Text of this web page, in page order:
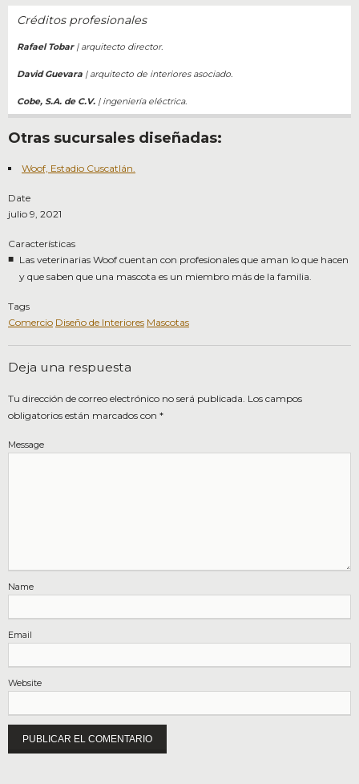
Créditos profesionales
Rafael Tobar| arquitecto director.
David Guevara| arquitecto de interiores asociado.
Cobe, S.A. de C.V.| ingeniería eléctrica.
Otras sucursales diseñadas:
Woof, Estadio Cuscatlán.
Date
julio 9, 2021
Características
Las veterinarias Woof cuentan con profesionales que aman lo que hacen
y que saben que una mascota es un miembro más de la familia.
Tags
Comercio Diseño de Interiores Mascotas
Deja una respuesta
Tu dirección de correo electrónico no será publicada. Los campos
obligatorios están marcados con *
Message
Name
Email
Website